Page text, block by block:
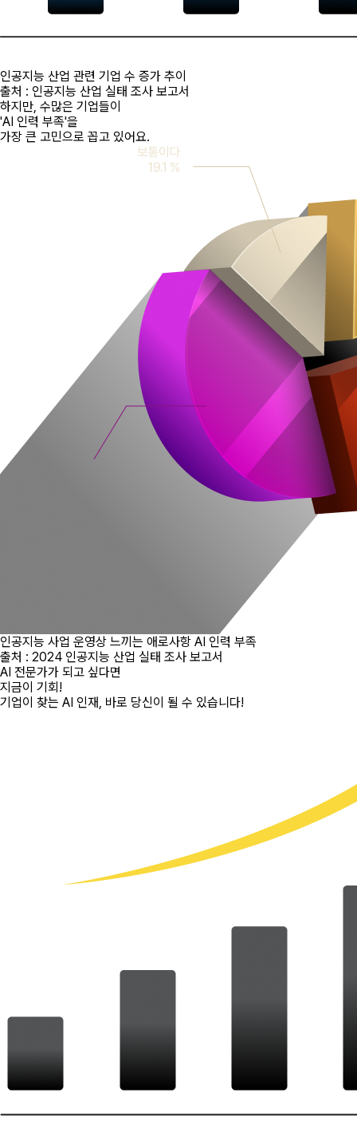
인공지능 산업 관련 기업 수 증가 추이
출처 : 인공지능 산업 실태 조사 보고서
하지만, 수많은 기업들이
'AI 인력 부족'을
가장 큰 고민으로 꼽고 있어요.
인공지능 사업 운영상 느끼는 애로사항 AI 인력 부족
출처 : 2024 인공지능 산업 실태 조사 보고서
AI 전문가가 되고 싶다면
지금이 기회!
기업이 찾는 AI 인재, 바로 당신이 될 수 있습니다!